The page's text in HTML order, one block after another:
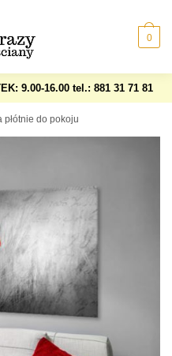
0
9.00-16.00 tel.: 881 31 71 81
płótnie do pokoju